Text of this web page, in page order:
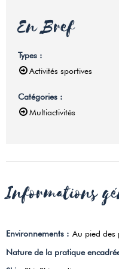
En Bref
Types :
Activités sportives
Catégories :
Multiactivités
Informations
Environnements : Au pied des
Nature de la pratique